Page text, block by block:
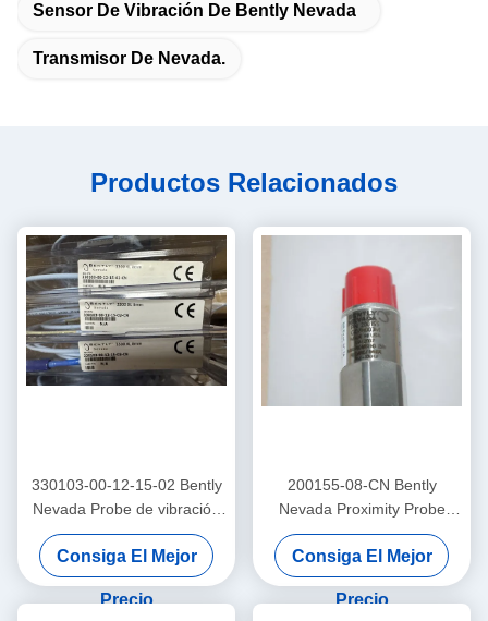
Sensor De Vibración De Bently Nevada
Transmisor De Nevada.
Productos Relacionados
330103-00-12-15-02 Bently
Nevada Probe de vibración
3300 Xl Proximador sensor
Consiga El Mejor
Precio
200155-08-CN Bently
Nevada Proximity Probe
Trendmaster Pro
Acelerómetro de baja
frecuencia
Consiga El Mejor
Precio